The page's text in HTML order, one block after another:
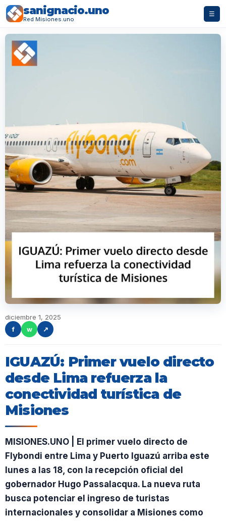
sanignacio.uno
Red Misiones.uno
☰
diciembre 1, 2025
f
w ↗
IGUAZÚ: Primer vuelo directo
desde Lima refuerza la
conectividad turística de
Misiones
MISIONES.UNO | El primer vuelo directo de
Flybondi entre Lima y Puerto Iguazú arriba este
lunes a las 18, con la recepción oficial del
gobernador Hugo Passalacqua. La nueva ruta
busca potenciar el ingreso de turistas
internacionales y consolidar a Misiones como